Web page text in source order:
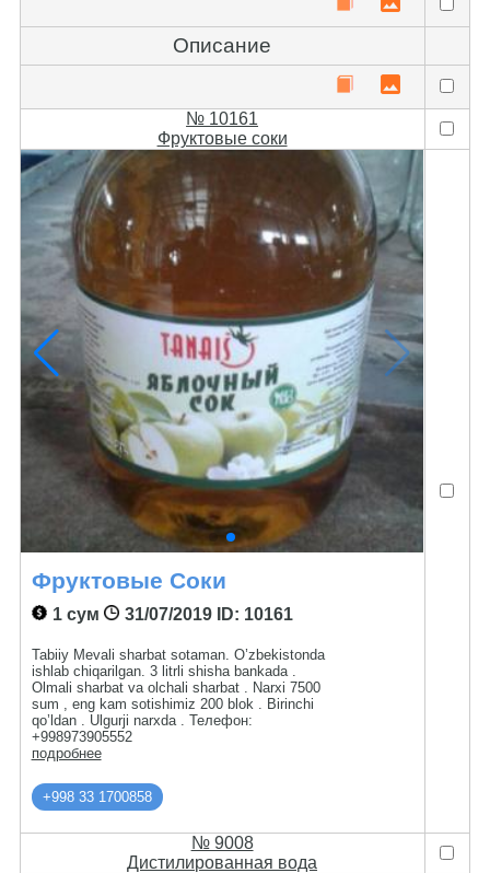
Описание
№ 10161
Фруктовые соки
Фруктовые Соки
1 сум 31/07/2019ID: 10161
Tabiiy Mevali sharbat sotaman. O’zbekistonda
ishlab chiqarilgan. 3 litrli shisha bankada .
Olmali sharbat va olchali sharbat . Narxi 7500
sum , eng kam sotishimiz 200 blok . Birinchi
qo’ldan . Ulgurji narxda . Телефон:
+998973905552
подробнее
+998 33 1700858
№ 9008
Дистилированная вода